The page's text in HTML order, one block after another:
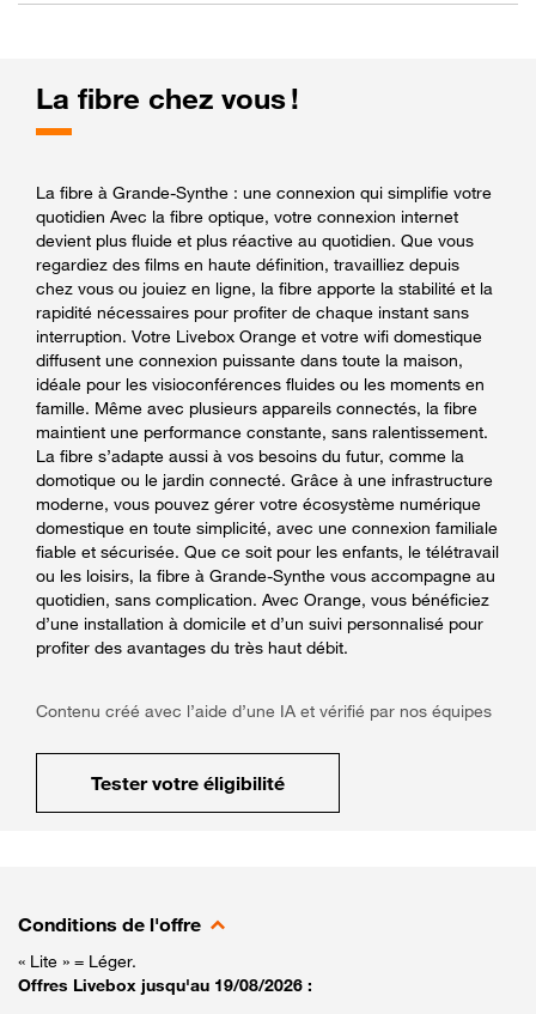
La fibre chez vous !
La fibre à Grande-Synthe : une connexion qui simplifie votre
quotidien Avec la fibre optique, votre connexion internet
devient plus fluide et plus réactive au quotidien. Que vous
regardiez des films en haute définition, travailliez depuis
chez vous ou jouiez en ligne, la fibre apporte la stabilité et la
rapidité nécessaires pour profiter de chaque instant sans
interruption. Votre Livebox Orange et votre wifi domestique
diffusent une connexion puissante dans toute la maison,
idéale pour les visioconférences fluides ou les moments en
famille. Même avec plusieurs appareils connectés, la fibre
maintient une performance constante, sans ralentissement.
La fibre s’adapte aussi à vos besoins du futur, comme la
domotique ou le jardin connecté. Grâce à une infrastructure
moderne, vous pouvez gérer votre écosystème numérique
domestique en toute simplicité, avec une connexion familiale
fiable et sécurisée. Que ce soit pour les enfants, le télétravail
ou les loisirs, la fibre à Grande-Synthe vous accompagne au
quotidien, sans complication. Avec Orange, vous bénéficiez
d’une installation à domicile et d’un suivi personnalisé pour
profiter des avantages du très haut débit.
Contenu créé avec l’aide d’une IA et vérifié par nos équipes
Tester votre éligibilité
Conditions de l'offre
« Lite » = Léger.
Offres Livebox jusqu'au 19/08/2026 :